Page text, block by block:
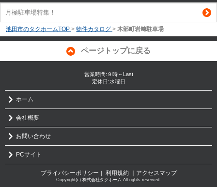
月極駐車場特集！
池田市のタクホームTOP > 物件カタログ > 木部町岩﨑駐車場
ページトップに戻る
営業時間:９時～Last
定休日:水曜日
ホーム
会社概要
お問い合わせ
PCサイト
プライバシーポリシー 利用規約 ｜アクセスマップ
Copyright(c) 株式会社タクホーム All rights reserved.